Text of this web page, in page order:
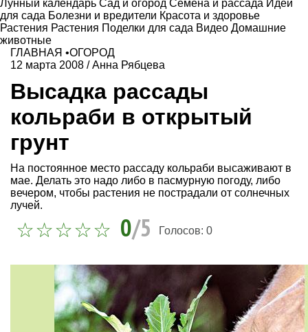
Лунный календарь Сад и огород Семена и рассада Идеи
для сада Болезни и вредители Красота и здоровье
Растения Растения Поделки для сада Видео Домашние
животные
ГЛАВНАЯ •ОГОРОД
12 марта 2008 /Анна Рябцева
Высадка рассады
кольраби в открытый
грунт
На постоянное место рассаду кольраби высаживают в
мае. Делать это надо либо в пасмурную погоду, либо
вечером, чтобы растения не пострадали от солнечных
лучей.
0/5 Голосов: 0